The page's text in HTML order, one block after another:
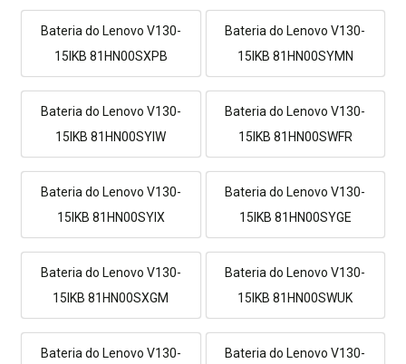
Bateria do Lenovo V130-
15IKB 81HN00SXPB
Bateria do Lenovo V130-
15IKB 81HN00SYMN
Bateria do Lenovo V130-
15IKB 81HN00SYIW
Bateria do Lenovo V130-
15IKB 81HN00SWFR
Bateria do Lenovo V130-
15IKB 81HN00SYIX
Bateria do Lenovo V130-
15IKB 81HN00SYGE
Bateria do Lenovo V130-
15IKB 81HN00SXGM
Bateria do Lenovo V130-
15IKB 81HN00SWUK
Bateria do Lenovo V130-
Bateria do Lenovo V130-